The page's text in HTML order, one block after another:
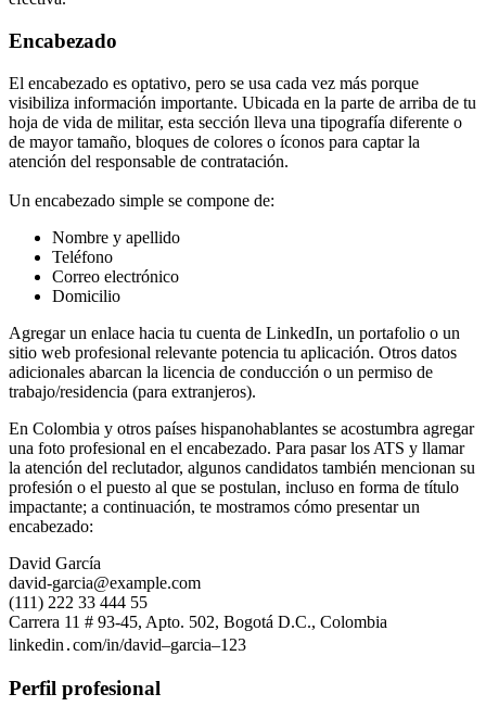
Encabezado
El encabezado es optativo, pero se usa cada vez más porque
visibiliza información importante. Ubicada en la parte de arriba de tu
hoja de vida de militar, esta sección lleva una tipografía diferente o
de mayor tamaño, bloques de colores o íconos para captar la
atención del responsable de contratación.
Un encabezado simple se compone de:
Nombre y apellido
Teléfono
Correo electrónico
Domicilio
Agregar un enlace hacia tu cuenta de LinkedIn, un portafolio o un
sitio web profesional relevante potencia tu aplicación. Otros datos
adicionales abarcan la licencia de conducción o un permiso de
trabajo/residencia (para extranjeros).
En Colombia y otros países hispanohablantes se acostumbra agregar
una foto profesional en el encabezado. Para pasar los ATS y llamar
la atención del reclutador, algunos candidatos también mencionan su
profesión o el puesto al que se postulan, incluso en forma de título
impactante; a continuación, te mostramos cómo presentar un
encabezado:
David García
david-garcia@example.com
(111) 222 33 444 55
Carrera 11 # 93-45, Apto. 502, Bogotá D.C., Colombia
linkedin․com/in/david–garcia–123
Perfil profesional